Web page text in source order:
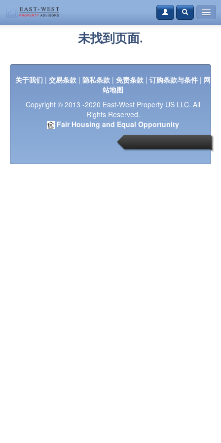
本地资讯
免费注册
未找到页面.
关于我们 | 交易条款 | 隐私条款 | 免责条款 | 订购条款与条件 | 网
站地图
Copyright © 2013 -2020 East-West Property US LLC. All
Rights Reserved.
Fair Housing and Equal Opportunity